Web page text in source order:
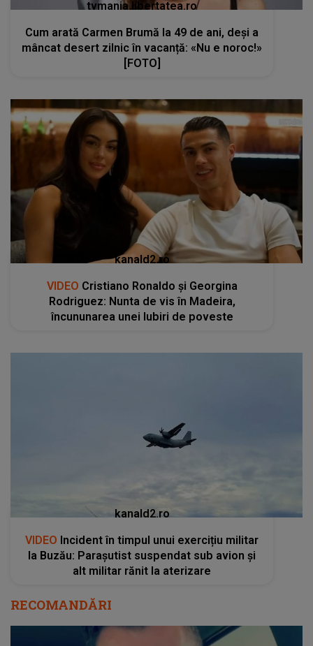
tvmania.libertatea.ro
Cum arată Carmen Brumă la 49 de ani, deși a
mâncat desert zilnic în vacanță: «Nu e noroc!»
[FOTO]
kanald2.ro
VIDEO Cristiano Ronaldo și Georgina
Rodriguez: Nunta de vis în Madeira,
încununarea unei Iubiri de poveste
kanald2.ro
VIDEO Incident în timpul unui exercițiu militar
la Buzău: Parașutist suspendat sub avion și
alt militar rănit la aterizare
RECOMANDĂRI